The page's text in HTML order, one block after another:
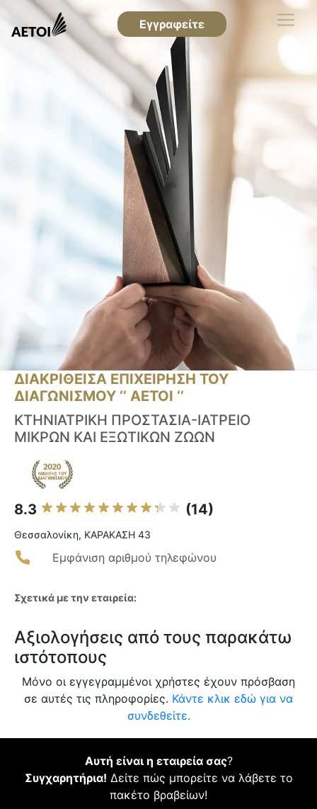
Εγγραφείτε
ΔΙΑΚΡΙΘΕΙΣΑ ΕΠΙΧΕΙΡΗΣΗ ΤΟΥ
ΔΙΑΓΩΝΙΣΜΟΥ ‘’ ΑΕΤΟΙ ‘’
ΚΤΗΝΙΑΤΡΙΚΗ ΠΡΟΣΤΑΣΙΑ-ΙΑΤΡΕΙΟ
ΜΙΚΡΩΝ ΚΑΙ ΕΞΩΤΙΚΩΝ ΖΩΩΝ
8.3 (14)
Θεσσαλονίκη, ΚΑΡΑΚΑΣΗ 43
Εμφάνιση αριθμού τηλεφώνου
Σχετικά με την εταιρεία:
Αξιολογήσεις από τους παρακάτω
ιστότοπους
Μόνο οι εγγεγραμμένοι χρήστες έχουν πρόσβαση
σε αυτές τις πληροφορίες. Κάντε κλικ εδώ για να
συνδεθείτε.
Αυτή είναι η εταιρεία σας?
Συγχαρητήρια! Δείτε πώς μπορείτε να λάβετε το
πακέτο βραβείων!